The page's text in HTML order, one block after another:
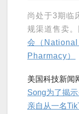
尚处于3期临
规渠道售卖。
会（
Pharmacy）
美国科技新闻
Song为了揭
亲自从一名